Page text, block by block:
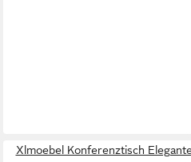
Xlmoebel Konferenztisch